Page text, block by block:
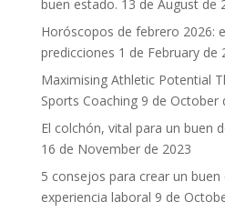
buen estado. 13 de August de
Horóscopos de febrero 2026:
predicciones 1 de February de
Maximising Athletic Potential
Sports Coaching 9 de October
El colchón, vital para un buen
16 de November de 2023
5 consejos para crear un buen
experiencia laboral 9 de